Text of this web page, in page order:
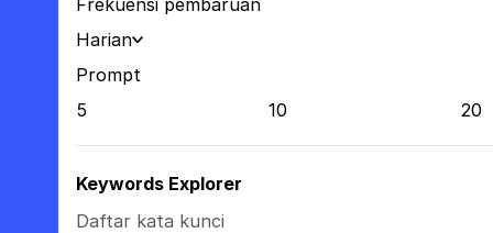
Frekuensi pembaruan
Harian
Prompt
5
10 20
Keywords Explorer
Daftar kata kunci